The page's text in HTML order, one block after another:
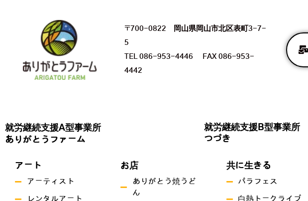
〒700-0822 岡山県岡山市北区表町3-7-
5
TEL 086-953-4446 FAX 086-953-
4442
就労継続支援A型事業所
ありがとうファーム
就労継続支援B型事業所
つづき
アート
アーティスト
レンタルアート
お店
ありがとう焼うど
ん
共に生きる
パラフェス
白熱トークライブ